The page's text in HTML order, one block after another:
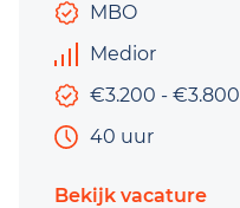
MBO
Medior
€3.200 - €3.800
40 uur
Bekijk vacature